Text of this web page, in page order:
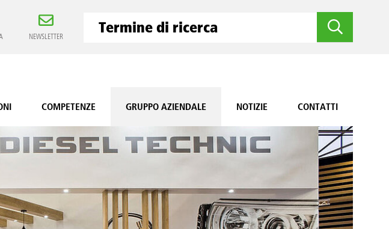
NEWSLETTER
COMPETENZE GRUPPO AZIENDALE NOTIZIE CONTATTI